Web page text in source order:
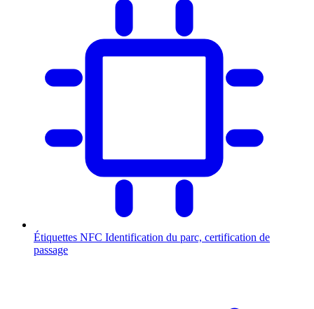
Étiquettes NFC Identification du parc, certification de
passage